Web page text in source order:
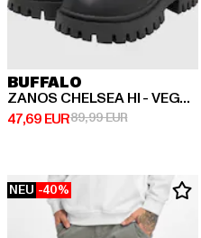
BUFFALO
ZANOS CHELSEA HI - VEGAN NAPPA
47,69 EUR
Derzeitiger Preis: 47,69 EUR
89,99 EURAktionspreis:
NEU -40%